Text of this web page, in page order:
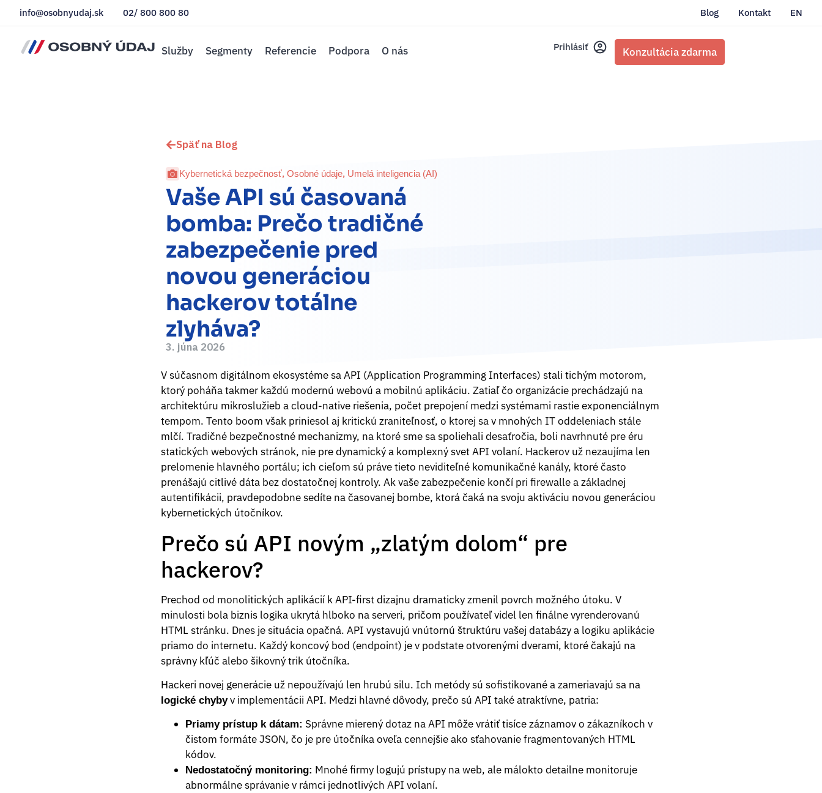
info@osobnyudaj.sk 02/ 800 800 80 Blog Kontakt EN
Služby Segmenty Referencie Podpora O nás Prihlásiť Konzultácia zdarma
Späť na Blog
Kybernetická bezpečnosť, Osobné údaje, Umelá inteligencia (AI)
Vaše API sú časovaná
bomba: Prečo tradičné
zabezpečenie pred
novou generáciou
hackerov totálne
zlyháva?
3. júna 2026
V súčasnom digitálnom ekosystéme sa API (Application Programming Interfaces) stali tichým motorom,
ktorý poháňa takmer každú modernú webovú a mobilnú aplikáciu. Zatiaľ čo organizácie prechádzajú na
architektúru mikroslužieb a cloud-native riešenia, počet prepojení medzi systémami rastie exponenciálnym
tempom. Tento boom však priniesol aj kritickú zraniteľnosť, o ktorej sa v mnohých IT oddeleniach stále
mlčí. Tradičné bezpečnostné mechanizmy, na ktoré sme sa spoliehali desaťročia, boli navrhnuté pre éru
statických webových stránok, nie pre dynamický a komplexný svet API volaní. Hackerov už nezaujíma len
prelomenie hlavného portálu; ich cieľom sú práve tieto neviditeľné komunikačné kanály, ktoré často
prenášajú citlivé dáta bez dostatočnej kontroly. Ak vaše zabezpečenie končí pri firewalle a základnej
autentifikácii, pravdepodobne sedíte na časovanej bombe, ktorá čaká na svoju aktiváciu novou generáciou
kybernetických útočníkov.
Prečo sú API novým „zlatým dolom“ pre
hackerov?
Prechod od monolitických aplikácií k API-first dizajnu dramaticky zmenil povrch možného útoku. V
minulosti bola biznis logika ukrytá hlboko na serveri, pričom používateľ videl len finálne vyrenderovanú
HTML stránku. Dnes je situácia opačná. API vystavujú vnútornú štruktúru vašej databázy a logiku aplikácie
priamo do internetu. Každý koncový bod (endpoint) je v podstate otvorenými dverami, ktoré čakajú na
správny kľúč alebo šikovný trik útočníka.
Hackeri novej generácie už nepoužívajú len hrubú silu. Ich metódy sú sofistikované a zameriavajú sa na
logické chybyv implementácii API. Medzi hlavné dôvody, prečo sú API také atraktívne, patria:
Priamy prístup k dátam: Správne mierený dotaz na API môže vrátiť tisíce záznamov o zákazníkoch v
čistom formáte JSON, čo je pre útočníka oveľa cennejšie ako sťahovanie fragmentovaných HTML
kódov.
Nedostatočný monitoring: Mnohé firmy logujú prístupy na web, ale málokto detailne monitoruje
abnormálne správanie v rámci jednotlivých API volaní.